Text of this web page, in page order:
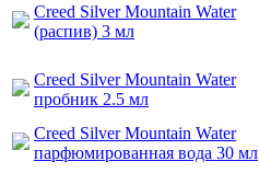
Creed Silver Mountain Water
(распив) 3 мл
Creed Silver Mountain Water
пробник 2.5 мл
Creed Silver Mountain Water
парфюмированная вода 30 мл